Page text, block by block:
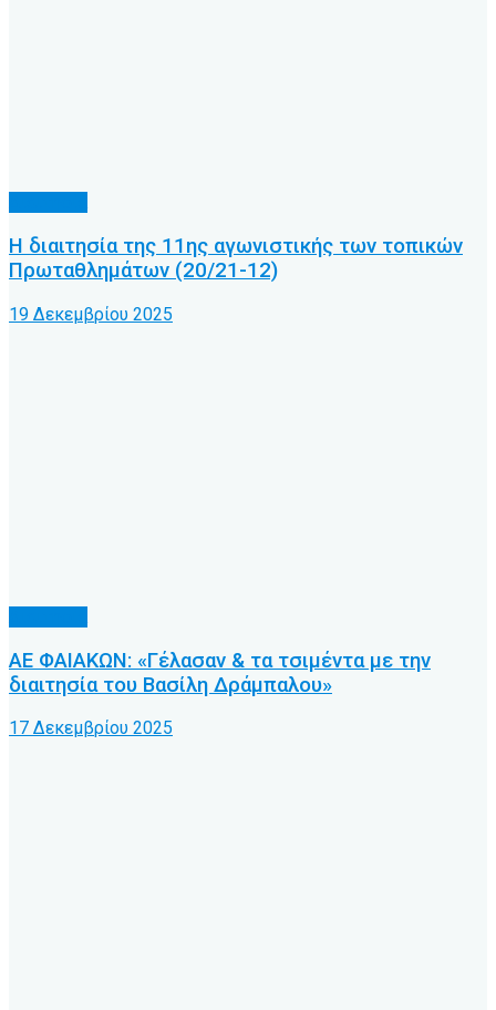
Η διαιτησία της 11ης αγωνιστικής των τοπικών
Πρωταθλημάτων (20/21-12)
19 Δεκεμβρίου 2025
ΑΕ ΦΑΙΑΚΩΝ: «Γέλασαν & τα τσιμέντα με την
διαιτησία του Βασίλη Δράμπαλου»
17 Δεκεμβρίου 2025